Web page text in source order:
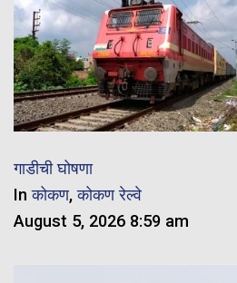
गाडीची घोषणा
Inकोकण,कोकण रेल्वे
August 5, 2026 8:59 am